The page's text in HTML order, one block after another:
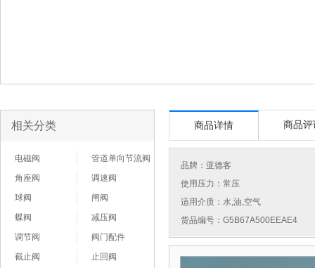
相关分类
电磁阀
管道单向节流阀
角座阀
调速阀
球阀
闸阀
蝶阀
减压阀
调节阀
阀门配件
截止阀
止回阀
商品详情 商品评
品牌： 亚德客
使用压力：常压
适用介质：水,油,空气
货品编号：G5B67A500EEAE4